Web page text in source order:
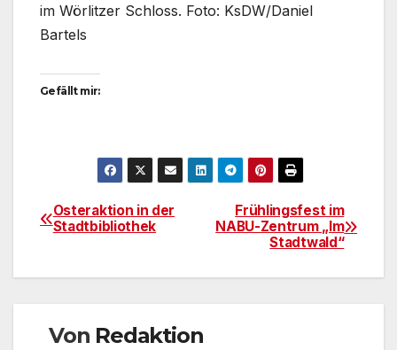
im Wörlitzer Schloss. Foto: KsDW/Daniel
Bartels
Gefällt mir:
Beitragsnavigation
Frühlingsfest im
NABU-Zentrum „Im
Stadtwald“
Osteraktion in der
Stadtbibliothek
Von Redaktion